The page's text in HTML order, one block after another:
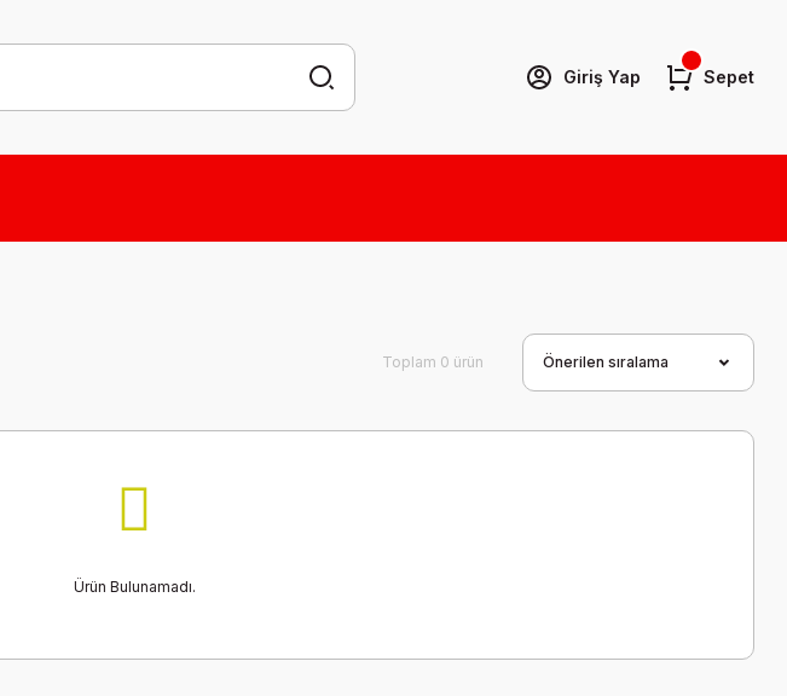
Giriş Yap Sepet
Toplam 0 ürün
Ürün Bulunamadı.